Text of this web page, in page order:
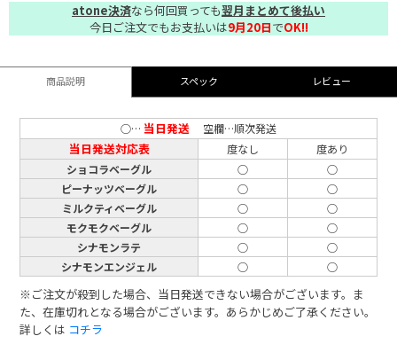
atone決済なら何回買っても翌月まとめて後払い
今日ご注文でもお支払いは9月20日でOK!!
商品説明 スペック レビュー
○… 当日発送 空欄…順次発送
当日発送対応表 度なし
度あり
ショコラベーグル
○
○
ピーナッツベーグル
○
○
ミルクティベーグル
○
○
モクモクベーグル
○
○
シナモンラテ
○
○
シナモンエンジェル
○ ○
※ご注文が殺到した場合、当日発送できない場合がございます。ま
た、在庫切れとなる場合がございます。あらかじめご了承ください。
詳しくは コチラ